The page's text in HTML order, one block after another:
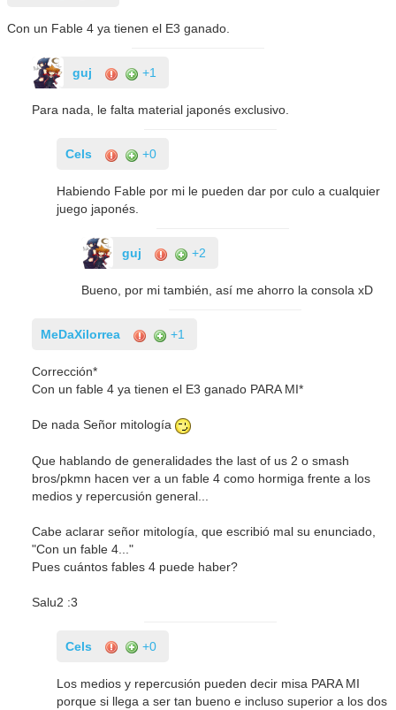
Con un Fable 4 ya tienen el E3 ganado.
guj +1
Para nada, le falta material japonés exclusivo.
Cels +0
Habiendo Fable por mi le pueden dar por culo a cualquier
juego japonés.
guj +2
Bueno, por mi también, así me ahorro la consola xD
MeDaXilorrea +1
Corrección*
Con un fable 4 ya tienen el E3 ganado PARA MI*
De nada Señor mitología
Que hablando de generalidades the last of us 2 o smash
bros/pkmn hacen ver a un fable 4 como hormiga frente a los
medios y repercusión general...
Cabe aclarar señor mitología, que escribió mal su enunciado,
"Con un fable 4..."
Pues cuántos fables 4 puede haber?
Salu2 :3
Cels +0
Los medios y repercusión pueden decir misa PARA MI
porque si llega a ser tan bueno e incluso superior a los dos